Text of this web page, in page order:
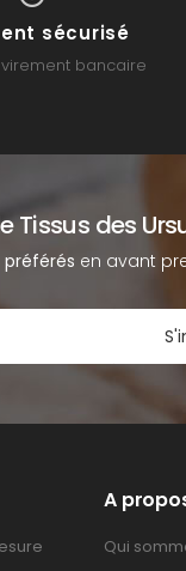
sécurisé
virement bancaire
des
en avant
A
Qui